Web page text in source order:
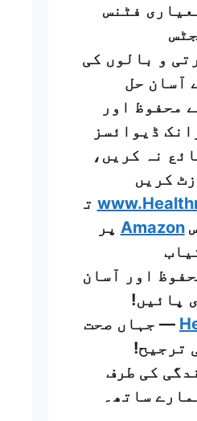
فٹنس
و بالوں کی
آسان حل
محفوظ اور
ڈیوائسز
نہ کریں،
کریں
ت
Amazon پر
اور آسان
پائیں!
— جہاں صحت
ترجیح!
کی طرف
ساتھ۔